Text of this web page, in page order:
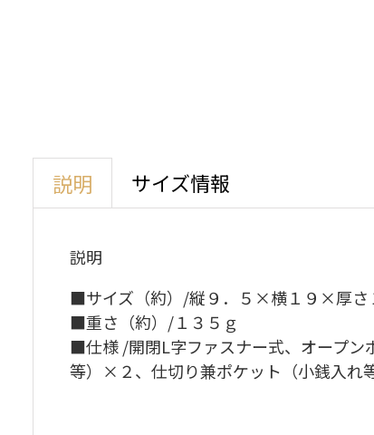
説明 サイズ情報
説明
■サイズ（約）/縦９．５×横１９×厚さ
■重さ（約）/１３５ｇ
■仕様 /開閉L字ファスナー式、オープ
等）×２、仕切り兼ポケット（小銭入